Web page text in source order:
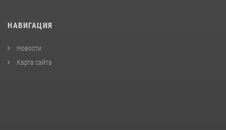
НАВИГАЦИЯ
Новости
Карта сайта